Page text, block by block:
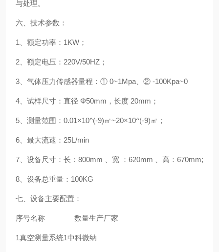
与处理。
六、技术参数：
1、额定功率：1KW；
2、额定电压：220V/50HZ；
3、气体压力传感器量程：① 0~1Mpa、② -100Kpa~0
4、试样尺寸：直径 Φ50mm，长度 20mm；
5、测量范围：0.01×10^(-9)㎡~20×10^(-9)㎡；
6、最大流速：25L/min
7、设备尺寸：长：800mm 、宽 ：620mm 、高：670mm;
8、设备总重量：100KG
七、设备主要配置：
序号名称 数量生产厂家
1真空测量系统1中科微纳